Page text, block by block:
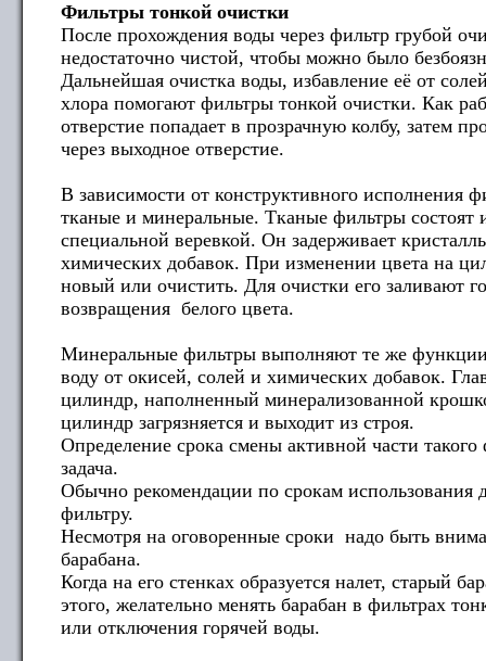
Фильтры тонкой очистки
После прохождения воды через фильтр грубой
недостаточно чистой, чтобы можно было
Дальнейшая очистка воды, избавление её от
хлора помогают фильтры тонкой очистки. Как
отверстие попадает в прозрачную колбу, затем
через выходное отверстие.
В зависимости от конструктивного исполнения
тканые и минеральные. Тканые фильтры состоят
специальной веревкой. Он задерживает
химических добавок. При изменении цвета на
новый или очистить. Для очистки его заливают
возвращения белого цвета.
Минеральные фильтры выполняют те же
воду от окисей, солей и химических добавок.
цилиндр, наполненный минерализованной
цилиндр загрязняется и выходит из строя.
Определение срока смены активной части
задача.
Обычно рекомендации по срокам использования
фильтру.
Несмотря на оговоренные сроки надо быть
барабана.
Когда на его стенках образуется налет, старый
этого, желательно менять барабан в фильтрах
или отключения горячей воды.